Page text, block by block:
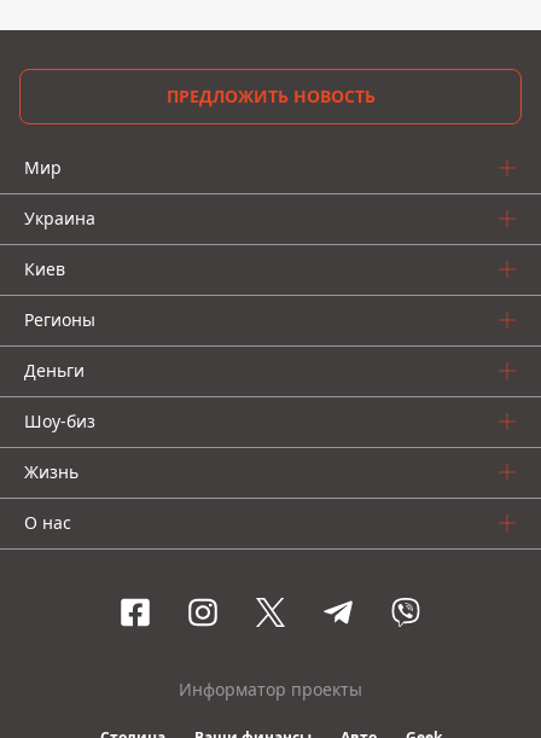
ПРЕДЛОЖИТЬ НОВОСТЬ
Мир
Украина
Киев
Регионы
Деньги
Шоу-биз
Жизнь
О нас
Информатор проекты